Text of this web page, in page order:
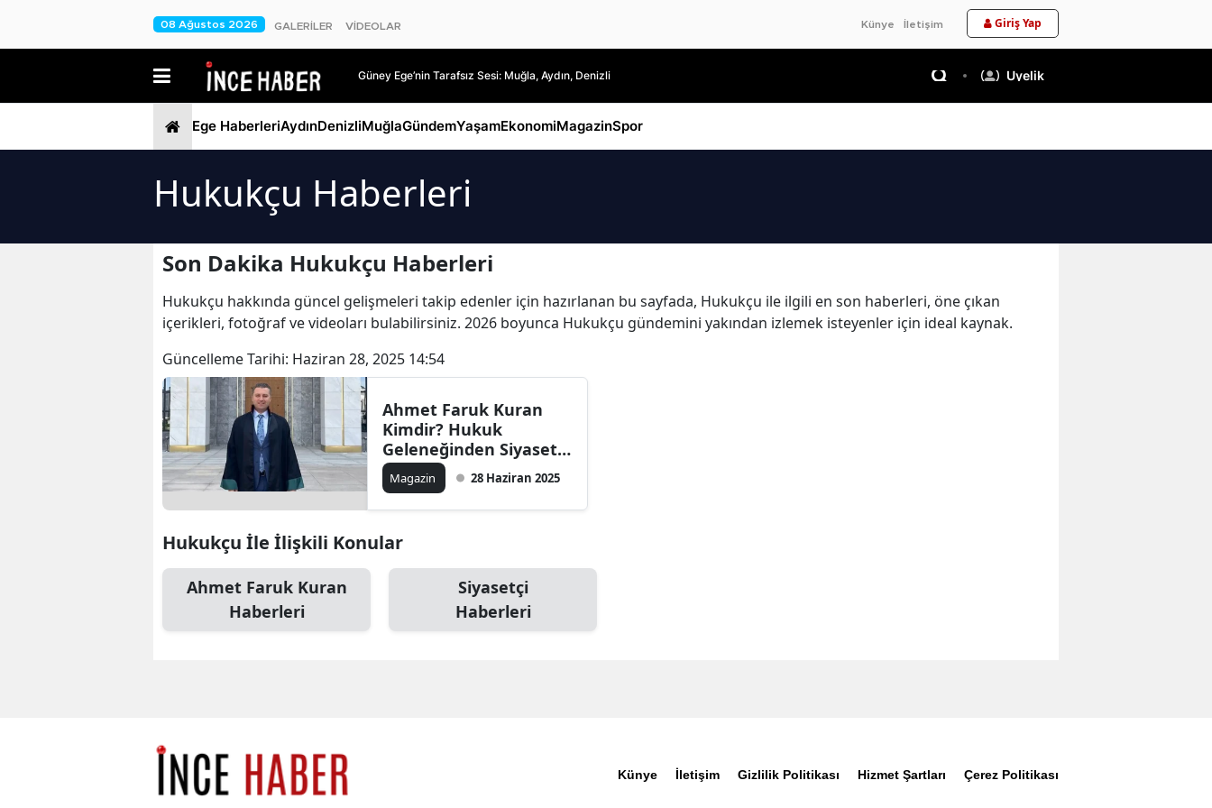
08 Ağustos 2026 GALERİLER VİDEOLAR Künye İletişim Giriş Yap
Güney Ege’nin Tarafsız Sesi: Muğla, Aydın, Denizli Üyelik
Ege HaberleriAydınDenizliMuğlaGündemYaşamEkonomiMagazinSpor
Hukukçu Haberleri
Son Dakika Hukukçu Haberleri
Hukukçu hakkında güncel gelişmeleri takip edenler için hazırlanan bu sayfada, Hukukçu ile ilgili en son haberleri, öne çıkan
içerikleri, fotoğraf ve videoları bulabilirsiniz. 2026 boyunca Hukukçu gündemini yakından izlemek isteyenler için ideal kaynak.
Güncelleme Tarihi: Haziran 28, 2025 14:54
Ahmet Faruk Kuran
Kimdir? Hukuk
Geleneğinden Siyaset
Sahnesine Yükselen
İsim
Magazin 28 Haziran 2025
Hukukçu İle İlişkili Konular
Ahmet Faruk Kuran
Haberleri
Siyasetçi
Haberleri
Künye İletişim Gizlilik Politikası Hizmet Şartları Çerez Politikası